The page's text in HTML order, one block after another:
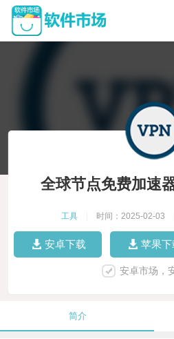
全球节点免费加速
工具 时间：2025-02-03
安卓下载 苹果下
安卓市场，
简介